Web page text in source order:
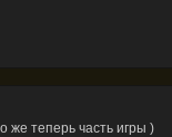
же теперь часть игры )